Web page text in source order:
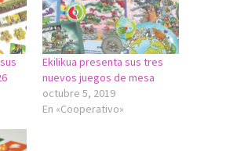
Ekilikua presenta sus tres
nuevos juegos de mesa
octubre 5, 2019
En «Cooperativo»